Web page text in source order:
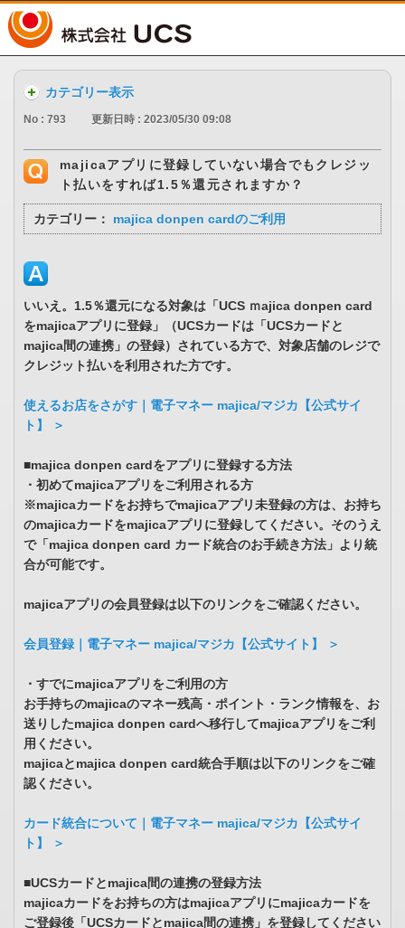
カテゴリー表示
No : 793 更新日時 : 2023/05/30 09:08
majicaアプリに登録していない場合でもクレジッ
ト払いをすれば1.5％還元されますか？
カテゴリー： majica donpen cardのご利用
いいえ。1.5％還元になる対象は「UCS ｍajica donpen card
をmajicaアプリに登録」（UCSカードは「UCSカードと
majica間の連携」の登録）されている方で、対象店舗のレジで
クレジット払いを利用された方です。
使えるお店をさがす｜電子マネー majica/マジカ【公式サイ
ト】 ＞
■majica donpen cardをアプリに登録する方法
・初めてmajicaアプリをご利用される方
※majicaカードをお持ちでmajicaアプリ未登録の方は、お持ち
のmajicaカードをmajicaアプリに登録してください。そのうえ
で「majica donpen card カード統合のお手続き方法」より統
合が可能です。
majicaアプリの会員登録は以下のリンクをご確認ください。
会員登録｜電子マネー majica/マジカ【公式サイト】 ＞
・すでにmajicaアプリをご利用の方
お手持ちのmajicaのマネー残高・ポイント・ランク情報を、お
送りしたmajica donpen cardへ移行してmajicaアプリをご利
用ください。
majicaとmajica donpen card統合手順は以下のリンクをご確
認ください。
カード統合について｜電子マネー majica/マジカ【公式サイ
ト】 ＞
■UCSカードとmajica間の連携の登録方法
majicaカードをお持ちの方はmajicaアプリにmajicaカードを
ご登録後「UCSカードとmajica間の連携」を登録してください